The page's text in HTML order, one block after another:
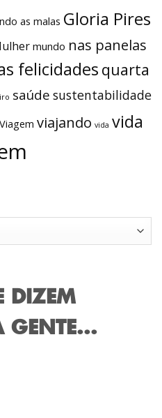
as malas Gloria Pires
mundo nas panelas
felicidades quarta
saúde sustentabilidade
Viagem viajando vida vida
DIZEM
GENTE...